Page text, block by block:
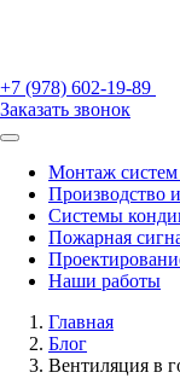
+7 (978) 602-19-89
Заказать звонок
Монтаж систем
Производство
Системы
Пожарная
Наши работы
Главная
Блог
Вентиляция в